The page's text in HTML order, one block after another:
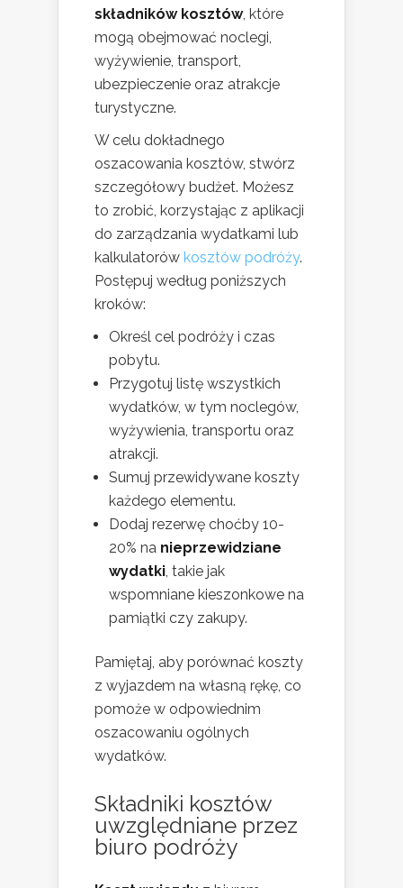
składników kosztów, które
mogą obejmować noclegi,
wyżywienie, transport,
ubezpieczenie oraz atrakcje
turystyczne.
W celu dokładnego
oszacowania kosztów, stwórz
szczegółowy budżet. Możesz
to zrobić, korzystając z aplikacji
do zarządzania wydatkami lub
kalkulatorów kosztów podróży.
Postępuj według poniższych
kroków:
Określ cel podróży i czas
pobytu.
Przygotuj listę wszystkich
wydatków, w tym noclegów,
wyżywienia, transportu oraz
atrakcji.
Sumuj przewidywane koszty
każdego elementu.
Dodaj rezerwę choćby 10-
20% na nieprzewidziane
wydatki , takie jak
wspomniane kieszonkowe na
pamiątki czy zakupy.
Pamiętaj, aby porównać koszty
z wyjazdem na własną rękę, co
pomoże w odpowiednim
oszacowaniu ogólnych
wydatków.
Składniki kosztów
uwzględniane przez
biuro podróży